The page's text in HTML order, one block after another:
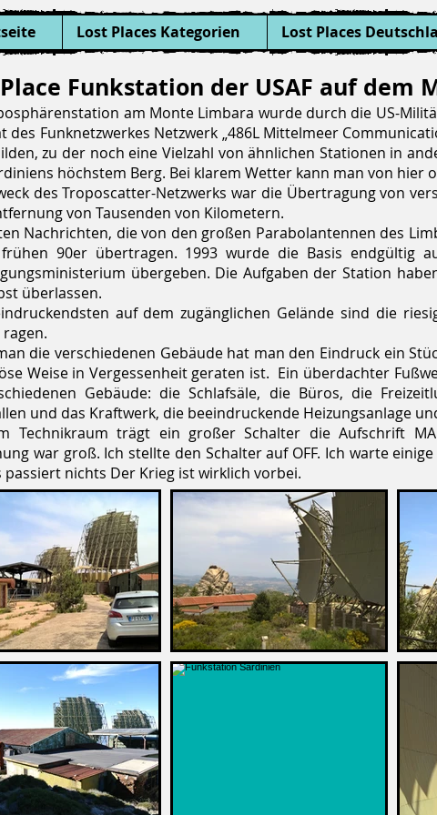
Lost Places Kategorien Lost Places
Funkstation der USAF auf dem
am Monte Limbara wurde durch die US-
des Funknetzwerkes Netzwerk „486L Mittelmeer
zu der noch eine Vielzahl von ähnlichen Stationen in
höchstem Berg. Bei klarem Wetter kann man von hier
des Troposcatter-Netzwerks war die Übertragung von
von Tausenden von Kilometern.
Nachrichten, die von den großen Parabolantennen des
90er übertragen. 1993 wurde die Basis endgültig
übergeben. Die Aufgaben der Station
überlassen.
auf dem zugänglichen Gelände sind die
die verschiedenen Gebäude hat man den Eindruck ein
Weise in Vergessenheit geraten ist. Ein überdachter
Gebäude: die Schlafsäle, die Büros, die
und das Kraftwerk, die beeindruckende Heizungsanlage
Technikraum trägt ein großer Schalter die Aufschrift
war groß. Ich stellte den Schalter auf OFF. Ich warte
passiert nichts Der Krieg ist wirklich vorbei.